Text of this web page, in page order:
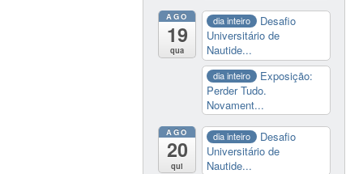
AGO
19
qua
dia inteiro
Desafio
Universitário de
Nautide...
dia inteiro
Exposição:
Perder Tudo.
Novament...
AGO
20
qui
dia inteiro
Desafio
Universitário de
Nautide...